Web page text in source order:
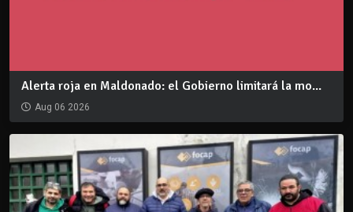
Alerta roja en Maldonado: el Gobierno limitará la mo...
Aug 06 2026